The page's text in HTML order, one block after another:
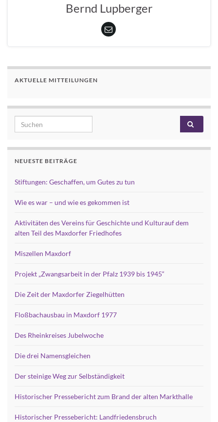
Bernd Lupberger
AKTUELLE MITTEILUNGEN
Search for:
NEUESTE BEITRÄGE
Stiftungen: Geschaffen, um Gutes zu tun
Wie es war – und wie es gekommen ist
Aktivitäten des Vereins für Geschichte und Kulturauf dem
alten Teil des Maxdorfer Friedhofes
Miszellen Maxdorf
Projekt „Zwangsarbeit in der Pfalz 1939 bis 1945“
Die Zeit der Maxdorfer Ziegelhütten
Floßbachausbau in Maxdorf 1977
Des Rheinkreises Jubelwoche
Die drei Namensgleichen
Der steinige Weg zur Selbständigkeit
Historischer Pressebericht zum Brand der alten Markthalle
Historischer Pressebericht: Landfriedensbruch